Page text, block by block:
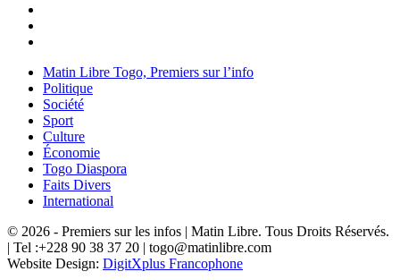
Matin Libre Togo, Premiers sur l’info
Politique
Société
Sport
Culture
Économie
Togo Diaspora
Faits Divers
International
© 2026 - Premiers sur les infos | Matin Libre. Tous Droits Réservés.
| Tel :+228 90 38 37 20 | togo@matinlibre.com
Website Design: DigitXplus Francophone